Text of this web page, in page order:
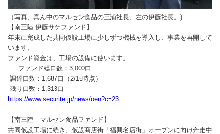
（写真、真ん中のマルセン食品の三浦社長、左の伊藤社長。)
【南三陸 伊藤サケファンド】
年末に完成した共同仮設工場に少しずつ機械を導入し、事業を再開して
います。
ファンド資金は、工場の設備に使います。
ファンド総口数：3,000口
調達口数：1,687口（2/15時点）
残り口数：1,313口
https://www.securite.jp/news/oen?c=23
【南三陸 マルセン食品ファンド】
共同仮設工場に続き、仮設商店街「福興名店街」オープンに向け奔走中